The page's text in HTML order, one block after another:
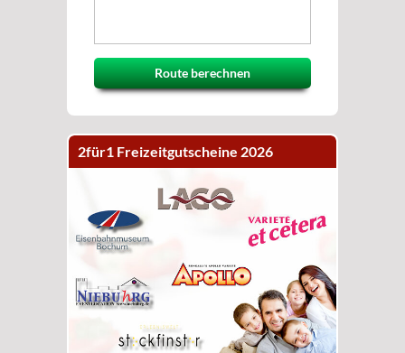
Route berechnen
2für1 Freizeitgutscheine 2026